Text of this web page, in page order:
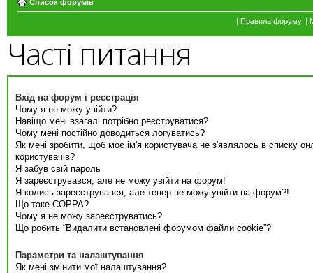
Список форумів
| Правила форуму |
Часті питання
Вхід на форум і реєстрація
Чому я не можу увійти?
Навіщо мені взагалі потрібно реєструватися?
Чому мені постійно доводиться логуватись?
Як мені зробити, щоб моє ім'я користувача не з'являлось в списку
користувачів?
Я забув свій пароль
Я зареєструвався, але не можу увійти на форум!
Я колись зареєструвався, але тепер не можу увійти на форум?!
Що таке COPPA?
Чому я не можу зареєструватись?
Що робить “Видалити встановлені форумом файли cookie”?
Параметри та налаштування
Як мені змінити мої налаштування?